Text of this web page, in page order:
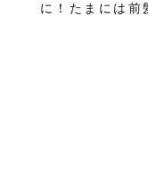
に！たまには前